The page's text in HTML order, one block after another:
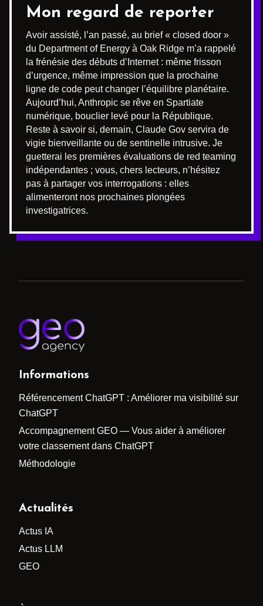
Mon regard de reporter
Avoir assisté, l’an passé, au brief « closed door »
du Department of Energy à Oak Ridge m’a rappelé
la frénésie des débuts d’Internet : même frisson
d’urgence, même impression que la prochaine
ligne de code peut changer l’équilibre planétaire.
Aujourd’hui, Anthropic se rêve en Spartiate
numérique, bouclier levé pour la République.
Reste à savoir si, demain, Claude Gov servira de
vigie bienveillante ou de sentinelle intrusive. Je
guetterai les premières évaluations de red teaming
indépendantes ; vous, chers lecteurs, n’hésitez
pas à partager vos interrogations : elles
alimenteront nos prochaines plongées
investigatrices.
Informations
Référencement ChatGPT : Améliorer ma visibilité sur
ChatGPT
Accompagnement GEO — Vous aider à améliorer
votre classement dans ChatGPT
Méthodologie
Actualités
Actus IA
Actus LLM
GEO